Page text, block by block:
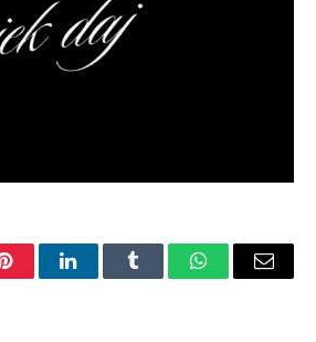
PinterestLinkedInTumblr WhatsAppEmail